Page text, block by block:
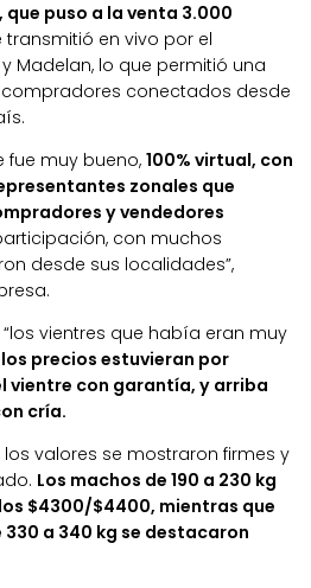
que puso a la venta 3.000
transmitió en vivo por el
Madelan, lo que permitió una
conectados desde
fue muy bueno, 100% virtual, con
zonales que
y vendedores
con muchos
desde sus localidades”,
vientres que había eran muy
los precios estuvieran por
vientre con garantía, y arriba
cría.
valores se mostraron firmes y
Los machos de 190 a 230 kg
$4300/$4400, mientras que
a 340 kg se destacaron